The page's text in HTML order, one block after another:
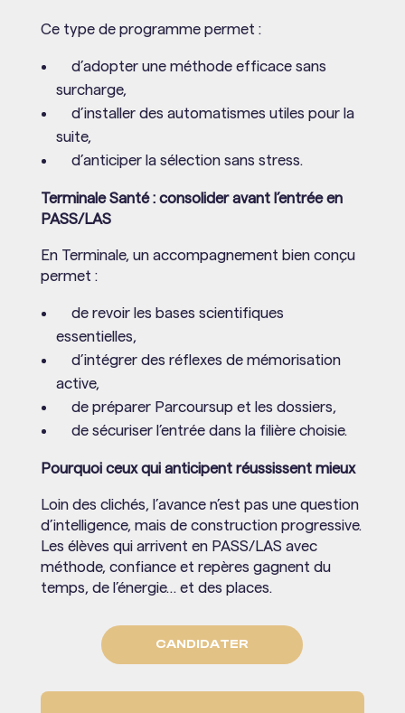
Ce type de programme permet :
d’adopter une méthode efficace sans
surcharge,
d’installer des automatismes utiles pour la
suite,
d’anticiper la sélection sans stress.
Terminale Santé : consolider avant l’entrée en
PASS/LAS
En Terminale, un accompagnement bien conçu
permet :
de revoir les bases scientifiques
essentielles,
d’intégrer des réflexes de mémorisation
active,
de préparer Parcoursup et les dossiers,
de sécuriser l’entrée dans la filière choisie.
Pourquoi ceux qui anticipent réussissent mieux
Loin des clichés, l’avance n’est pas une question
d’intelligence, mais de construction progressive.
Les élèves qui arrivent en PASS/LAS avec
méthode, confiance et repères gagnent du
temps, de l’énergie… et des places.
CANDIDATER